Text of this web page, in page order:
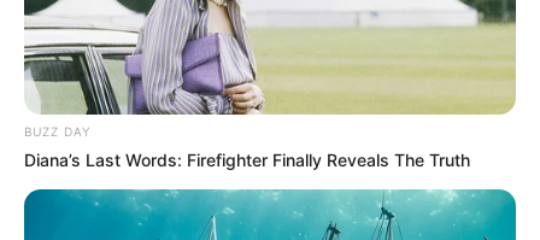
BUZZ DAY
Diana’s Last Words: Firefighter Finally Reveals The Truth